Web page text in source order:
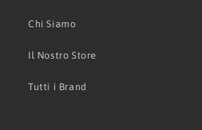
Chi Siamo
Il Nostro Store
Tutti i Brand